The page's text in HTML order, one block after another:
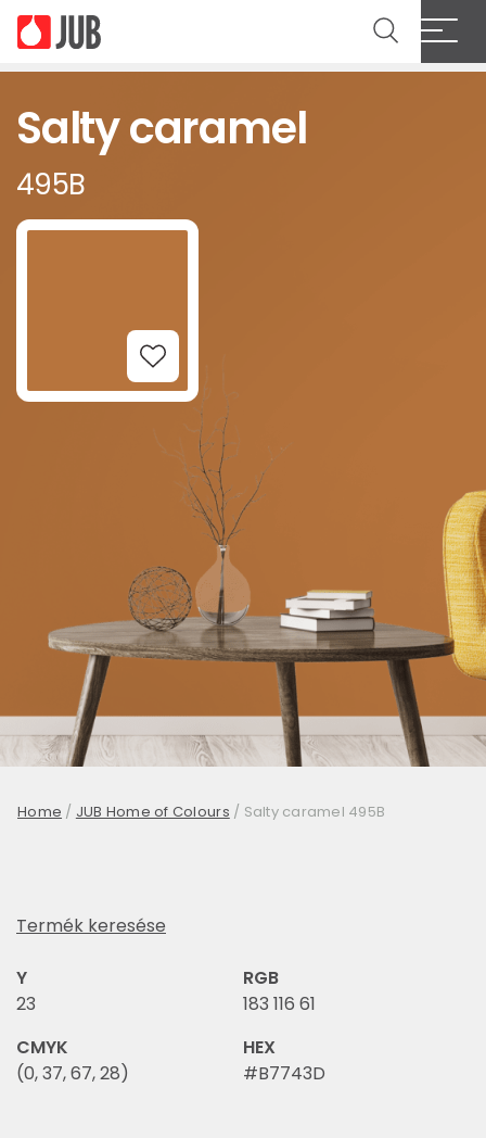
Salty caramel
495B
Add to Wishlist
Home / JUB Home of Colours / Salty caramel 495B
Termék keresése
Y
23
RGB
183 116 61
CMYK
(0, 37, 67, 28)
HEX
#B7743D